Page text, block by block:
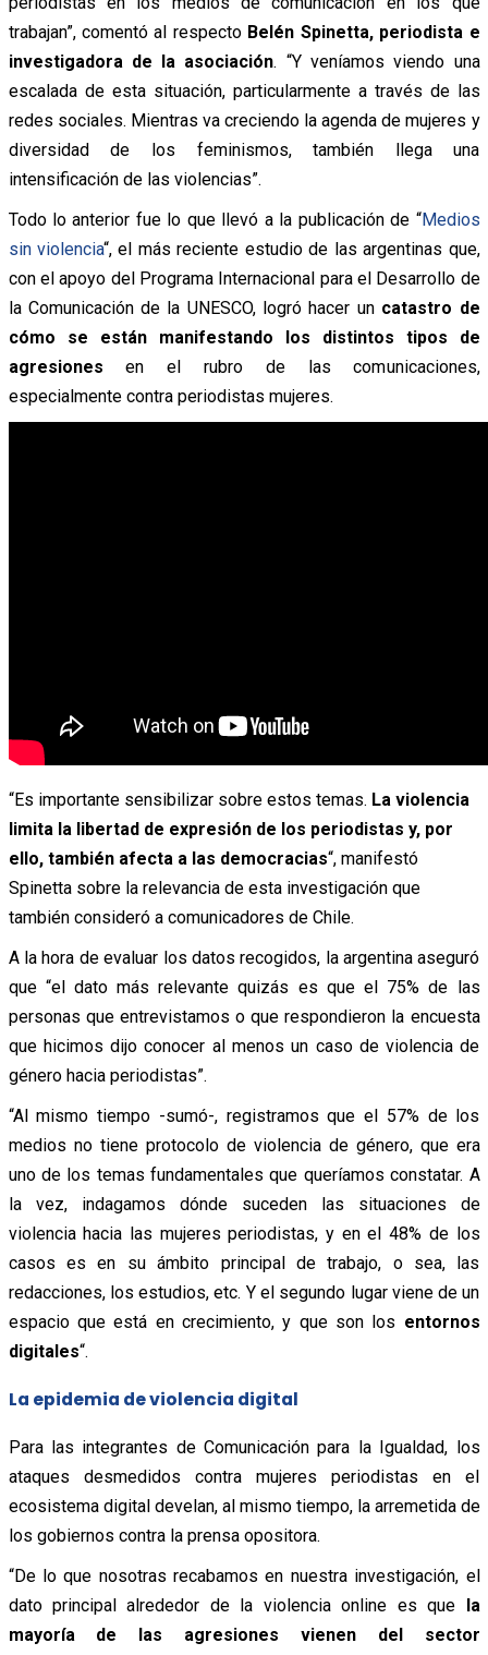
trabajan”, comentó al respecto Belén Spinetta, periodista e
investigadora de la asociación. “Y veníamos viendo una
escalada de esta situación, particularmente a través de las
redes sociales. Mientras va creciendo la agenda de mujeres y
diversidad de los feminismos, también llega una
intensificación de las violencias”.
Todo lo anterior fue lo que llevó a la publicación de “Medios
sin violencia“, el más reciente estudio de las argentinas que,
con el apoyo del Programa Internacional para el Desarrollo de
la Comunicación de la UNESCO, logró hacer un catastro de
cómo se están manifestando los distintos tipos de
agresiones en el rubro de las comunicaciones,
especialmente contra periodistas mujeres.
“Es importante sensibilizar sobre estos temas. La violencia
limita la libertad de expresión de los periodistas y, por
ello, también afecta a las democracias“, manifestó
Spinetta sobre la relevancia de esta investigación que
también consideró a comunicadores de Chile.
A la hora de evaluar los datos recogidos, la argentina aseguró
que “el dato más relevante quizás es que el 75% de las
personas que entrevistamos o que respondieron la encuesta
que hicimos dijo conocer al menos un caso de violencia de
género hacia periodistas”.
“Al mismo tiempo -sumó-, registramos que el 57% de los
medios no tiene protocolo de violencia de género, que era
uno de los temas fundamentales que queríamos constatar. A
la vez, indagamos dónde suceden las situaciones de
violencia hacia las mujeres periodistas, y en el 48% de los
casos es en su ámbito principal de trabajo, o sea, las
redacciones, los estudios, etc. Y el segundo lugar viene de un
espacio que está en crecimiento, y que son los entornos
digitales“.
La epidemia de violencia digital
Para las integrantes de Comunicación para la Igualdad, los
ataques desmedidos contra mujeres periodistas en el
ecosistema digital develan, al mismo tiempo, la arremetida de
los gobiernos contra la prensa opositora.
“De lo que nosotras recabamos en nuestra investigación, el
dato principal alrededor de la violencia online es que la
mayoría de las agresiones vienen del sector